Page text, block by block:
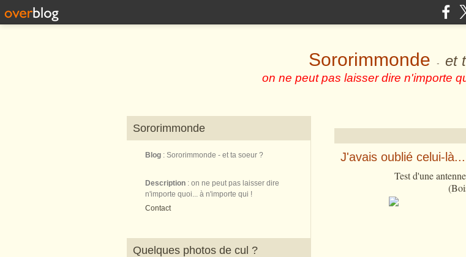
Sororimmonde - et
on ne peut pas laisser dire n'importe
Sororimmonde
Blog : Sororimmonde - et ta soeur ?
Description : on ne peut pas laisser dire
n'importe quoi... à n'importe qui !
Contact
Quelques photos de cul ?
J'avais oublié celui-là...
Test d'une